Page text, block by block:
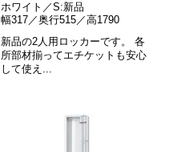
ホワイト／S:新品
幅317／奥行515／高1790
新品の2人用ロッカーです。
各
所部材揃ってエチケットも安心
して使え...